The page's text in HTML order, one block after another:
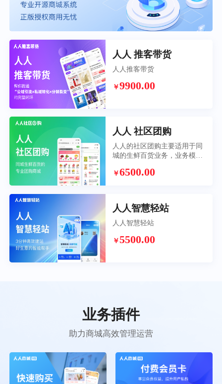
人人 推客带货
人人推客带货
￥9900.00
人人 社区团购
人人的社区团购主要适用于同
城的生鲜百货业务，业务模式
配上独有的拣货备货功能，帮
￥6500.00
人人智慧轻站
人人智慧轻站
￥5500.00
业务插件
助力商城高效管理运营